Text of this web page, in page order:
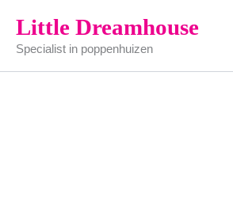
naar
inhoud
Little Dreamhouse
Specialist in poppenhuizen
aantal